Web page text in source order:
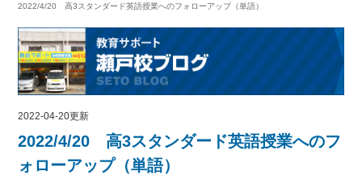
2022/4/20 高3スタンダード英語授業へのフォローアップ（単語）
2022-04-20更新
2022/4/20 高3スタンダード英語授業へのフ
ォローアップ（単語）